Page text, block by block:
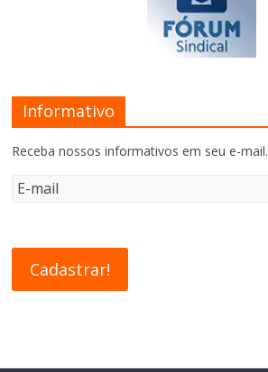
Informativo
Receba nossos informativos em seu e-mail.